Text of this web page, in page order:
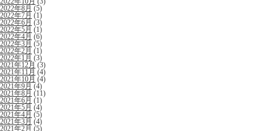
2022年8月 (5)
2022年7月 (1)
2022年6月 (3)
2022年5月 (1)
2022年4月 (6)
2022年3月 (5)
2022年2月 (1)
2022年1月 (3)
2021年12月(3)
2021年11月 (4)
2021年10月 (4)
2021年9月 (4)
2021年8月 (11)
2021年6月 (1)
2021年5月 (4)
2021年4月 (5)
2021年3月 (4)
2021年2月 (5)